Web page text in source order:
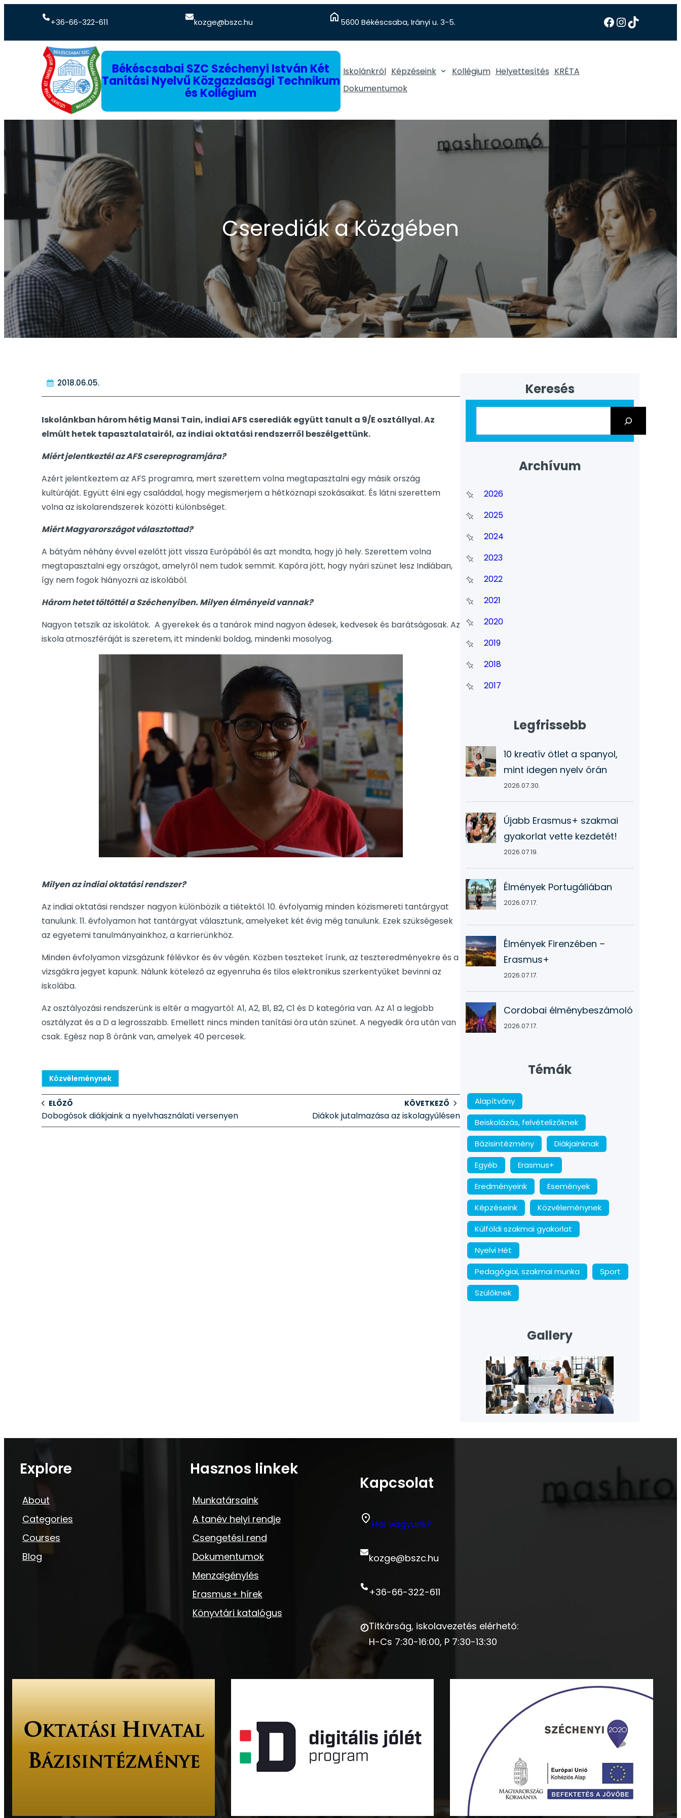
+36-66-322-611 kozge@bszc.hu 5600 Békéscsaba, Irányi u. 3-5.
Békéscsabai SZC Széchenyi István Két
Tanítási Nyelvű Közgazdasági Technikum
és Kollégium
Iskolánkról Képzéseink Kollégium Helyettesítés KRÉTA
Dokumentumok
Cserediák a Közgében
2018.06.05.
Iskolánkban három hétig Mansi Tain, indiai AFS cserediák együtt tanult a 9/E osztállyal. Az
elmúlt hetek tapasztalatairól, az indiai oktatási rendszerről beszélgettünk.
Miért jelentkeztél az AFS csereprogramjára?
Azért jelentkeztem az AFS programra, mert szerettem volna megtapasztalni egy másik ország
kultúráját. Együtt élni egy családdal, hogy megismerjem a hétköznapi szokásaikat. És látni szerettem
volna az iskolarendszerek közötti különbséget.
Miért Magyarországot választottad?
A bátyám néhány évvel ezelőtt jött vissza Európából és azt mondta, hogy jó hely. Szerettem volna
megtapasztalni egy országot, amelyről nem tudok semmit. Kapóra jött, hogy nyári szünet lesz Indiában,
így nem fogok hiányozni az iskolából.
Három hetet töltöttél a Széchenyiben. Milyen élményeid vannak?
Nagyon tetszik az iskolátok. A gyerekek és a tanárok mind nagyon édesek, kedvesek és barátságosak. Az
iskola atmoszféráját is szeretem, itt mindenki boldog, mindenki mosolyog.
Milyen az indiai oktatási rendszer?
Az indiai oktatási rendszer nagyon különbözik a tiétektől. 10. évfolyamig minden közismereti tantárgyat
tanulunk. 11. évfolyamon hat tantárgyat választunk, amelyeket két évig még tanulunk. Ezek szükségesek
az egyetemi tanulmányainkhoz, a karrierünkhöz.
Minden évfolyamon vizsgázunk félévkor és év végén. Közben teszteket írunk, az teszteredményekre és a
vizsgákra jegyet kapunk. Nálunk kötelező az egyenruha és tilos elektronikus szerkentyűket bevinni az
iskolába.
Az osztályozási rendszerünk is eltér a magyartól: A1, A2, B1, B2, C1 és D kategória van. Az A1 a legjobb
osztályzat és a D a legrosszabb. Emellett nincs minden tanítási óra után szünet. A negyedik óra után van
csak. Egész nap 8 óránk van, amelyek 40 percesek.
Közvéleménynek
ELŐZŐ
Dobogósok diákjaink a nyelvhasználati versenyen
KÖVETKEZŐ
Diákok jutalmazása az iskolagyűlésen
Keresés
Archívum
2026
2025
2024
2023
2022
2021
2020
2019
2018
2017
Legfrissebb
10 kreatív ötlet a spanyol,
mint idegen nyelv órán
2026.07.30.
Újabb Erasmus+ szakmai
gyakorlat vette kezdetét!
2026.07.19.
Élmények Portugáliában
2026.07.17.
Élmények Firenzében –
Erasmus+
2026.07.17.
Cordobai élménybeszámoló
2026.07.17.
Témák
Alapítvány
Beiskolázás, felvételizőknek
Bázisintézmény
Diákjainknak
Egyéb
Erasmus+
Eredményeink
Események
Képzéseink
Közvéleménynek
Külföldi szakmai gyakorlat
Nyelvi Hét
Pedagógiai, szakmai munka
Sport
Szülőknek
Gallery
Explore
About
Categories
Courses
Blog
Hasznos linkek
Munkatársaink
A tanév helyi rendje
Csengetési rend
Dokumentumok
Menzaigénylés
Erasmus+ hírek
Könyvtári katalógus
Kapcsolat
Hol vagyunk?
kozge@bszc.hu
+36-66-322-611
Titkárság, iskolavezetés elérhető:
H-Cs 7:30-16:00, P 7:30-13:30